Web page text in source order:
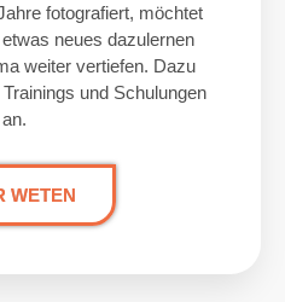
fotografiert, möchtet
neues dazulernen
weiter vertiefen. Dazu
und Schulungen
an.
WETEN